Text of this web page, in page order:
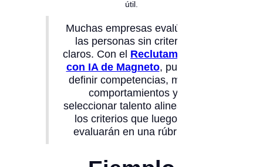
útil.
Muchas empresas evalúan a
las personas sin criterios
claros. Con el Reclutamiento
con IA de Magneto, puedes
definir competencias, medir
comportamientos y
seleccionar talento alineado a
los criterios que luego se
evaluarán en una rúbrica.